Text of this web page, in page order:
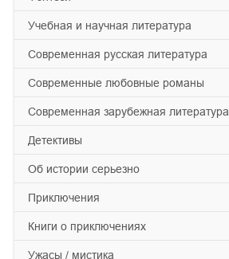
учебная и научная литература
современная русская литература
современные любовные романы
современная зарубежная литература
детективы
об истории серьезно
приключения
книги о приключениях
ужасы / мистика